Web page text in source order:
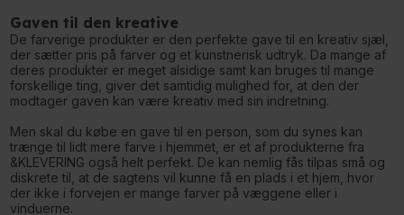
Gaven til den kreative
De farverige produkter er den perfekte gave til en kreativ sjæl,
der sætter pris på farver og et kunstnerisk udtryk. Da mange af
deres produkter er meget alsidige samt kan bruges til mange
forskellige ting, giver det samtidig mulighed for, at den der
modtager gaven kan være kreativ med sin indretning.
Men skal du købe en gave til en person, som du synes kan
trænge til lidt mere farve i hjemmet, er et af produkterne fra
&KLEVERING også helt perfekt. De kan nemlig fås tilpas små og
diskrete til, at de sagtens vil kunne få en plads i et hjem, hvor
der ikke i forvejen er mange farver på væggene eller i
vinduerne.